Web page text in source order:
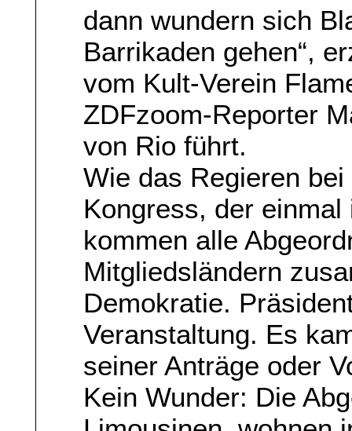
dann wundern sich
Barrikaden gehen“,
vom Kult-Verein
ZDFzoom-Reporter
von Rio führt.
Wie das Regieren
Kongress, der
kommen alle
Mitgliedsländern
Demokratie.
Veranstaltung. Es
seiner Anträge oder
Kein Wunder: Die